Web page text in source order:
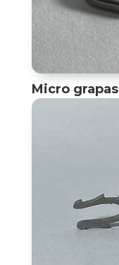
Micro grapas